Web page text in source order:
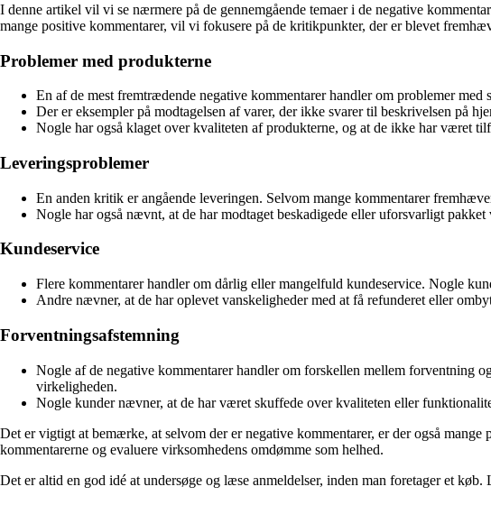
I denne artikel vil vi se nærmere på de gennemgående temaer i de negative
mange positive kommentarer, vil vi fokusere på de kritikpunkter, der er blevet
Problemer med produkterne
En af de mest fremtrædende negative kommentarer handler om problemer
Der er eksempler på modtagelsen af varer, der ikke svarer til beskrivelsen på
Nogle har også klaget over kvaliteten af produkterne, og at de ikke har været
Leveringsproblemer
En anden kritik er angående leveringen. Selvom mange kommentarer
Nogle har også nævnt, at de har modtaget beskadigede eller uforsvarligt pakket
Kundeservice
Flere kommentarer handler om dårlig eller mangelfuld kundeservice. Nogle
Andre nævner, at de har oplevet vanskeligheder med at få refunderet eller
Forventningsafstemning
Nogle af de negative kommentarer handler om forskellen mellem forventning
virkeligheden.
Nogle kunder nævner, at de har været skuffede over kvaliteten eller
Det er vigtigt at bemærke, at selvom der er negative kommentarer, er der også
kommentarerne og evaluere virksomhedens omdømme som helhed.
Det er altid en god idé at undersøge og læse anmeldelser, inden man foretager et